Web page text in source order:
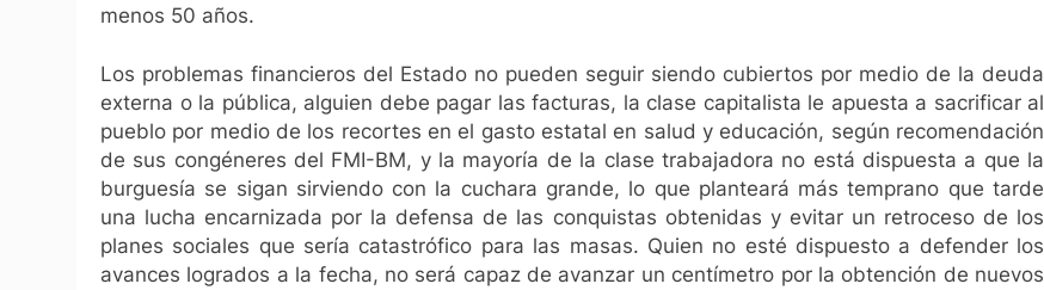
menos 50 años.
Los problemas financieros del Estado no pueden seguir siendo cubiertos por medio de la deuda
externa o la pública, alguien debe pagar las facturas, la clase capitalista le apuesta a sacrificar al
pueblo por medio de los recortes en el gasto estatal en salud y educación, según recomendación
de sus congéneres del FMI-BM, y la mayoría de la clase trabajadora no está dispuesta a que la
burguesía se sigan sirviendo con la cuchara grande, lo que planteará más temprano que tarde
una lucha encarnizada por la defensa de las conquistas obtenidas y evitar un retroceso de los
planes sociales que sería catastrófico para las masas. Quien no esté dispuesto a defender los
avances logrados a la fecha, no será capaz de avanzar un centímetro por la obtención de nuevos